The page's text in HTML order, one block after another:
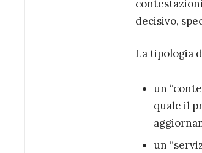
decisivo,
La tipologia
un
quale il
un